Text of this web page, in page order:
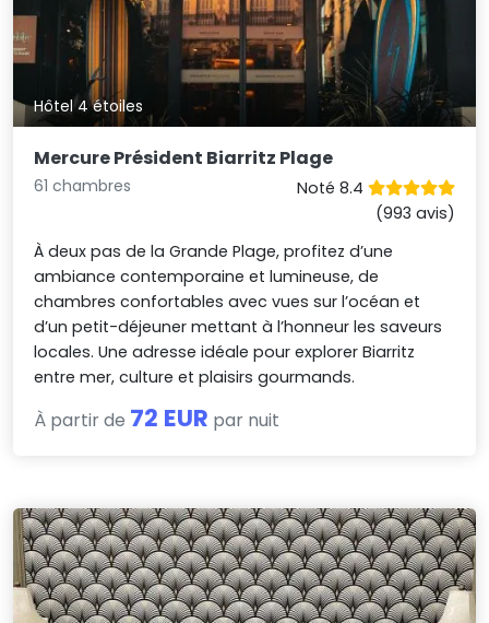
Hôtel 4 étoiles
Mercure Président Biarritz Plage
61 chambres
Noté 8.4
(993 avis)
À deux pas de la Grande Plage, profitez d’une
ambiance contemporaine et lumineuse, de
chambres confortables avec vues sur l’océan et
d’un petit-déjeuner mettant à l’honneur les saveurs
locales. Une adresse idéale pour explorer Biarritz
entre mer, culture et plaisirs gourmands.
À partir de 72 EUR par nuit